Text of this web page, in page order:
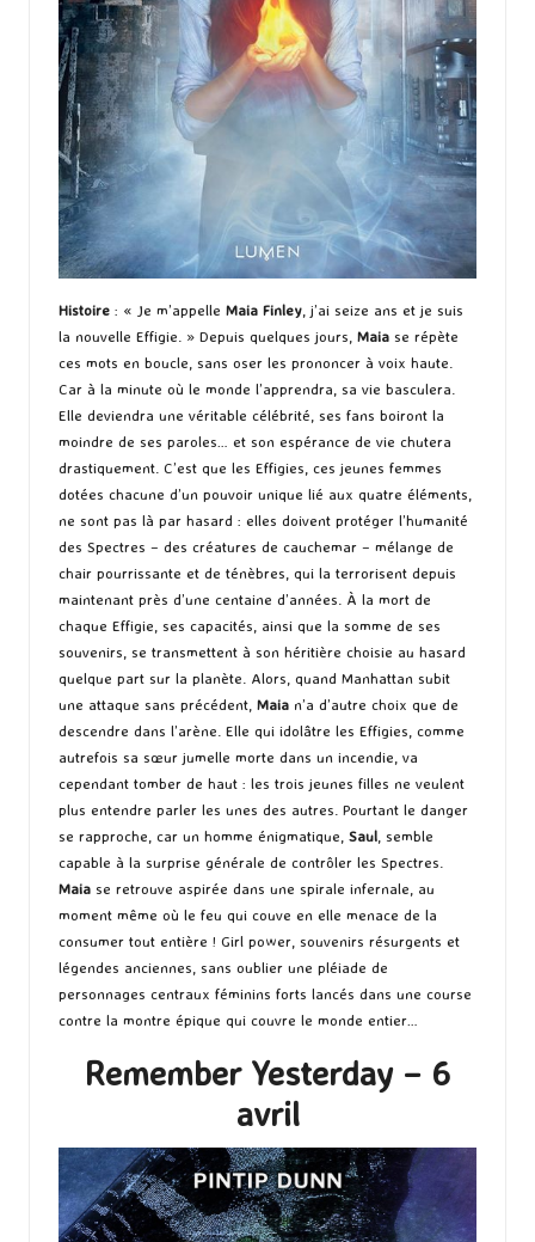
Histoire : « Je m’appelle Maia Finley , j’ai seize ans et je suis
la nouvelle Effigie. » Depuis quelques jours, Maia se répète
ces mots en boucle, sans oser les prononcer à voix haute.
Car à la minute où le monde l’apprendra, sa vie basculera.
Elle deviendra une véritable célébrité, ses fans boiront la
moindre de ses paroles… et son espérance de vie chutera
drastiquement. C’est que les Effigies, ces jeunes femmes
dotées chacune d’un pouvoir unique lié aux quatre éléments,
ne sont pas là par hasard : elles doivent protéger l’humanité
des Spectres – des créatures de cauchemar – mélange de
chair pourrissante et de ténèbres, qui la terrorisent depuis
maintenant près d’une centaine d’années. À la mort de
chaque Effigie, ses capacités, ainsi que la somme de ses
souvenirs, se transmettent à son héritière choisie au hasard
quelque part sur la planète. Alors, quand Manhattan subit
une attaque sans précédent, Maia n’a d’autre choix que de
descendre dans l’arène. Elle qui idolâtre les Effigies, comme
autrefois sa sœur jumelle morte dans un incendie, va
cependant tomber de haut : les trois jeunes filles ne veulent
plus entendre parler les unes des autres. Pourtant le danger
se rapproche, car un homme énigmatique, Saul , semble
capable à la surprise générale de contrôler les Spectres.
Maia se retrouve aspirée dans une spirale infernale, au
moment même où le feu qui couve en elle menace de la
consumer tout entière ! Girl power, souvenirs résurgents et
légendes anciennes, sans oublier une pléiade de
personnages centraux féminins forts lancés dans une course
contre la montre épique qui couvre le monde entier…
Remember Yesterday – 6
avril